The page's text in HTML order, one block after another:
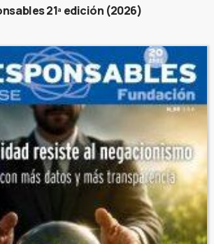
21ª edición (2026)